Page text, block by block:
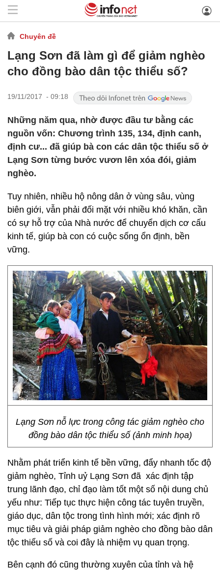
Chuyên đề
Lạng Sơn đã làm gì để giảm nghèo
cho đồng bào dân tộc thiểu số?
19/11/2017 - 09:18
Những năm qua, nhờ được đầu tư bằng các
nguồn vốn: Chương trình 135, 134, định canh,
định cư... đã giúp bà con các dân tộc thiểu số ở
Lạng Sơn từng bước vươn lên xóa đói, giảm
nghèo.
Tuy nhiên, nhiều hộ nông dân ở vùng sâu, vùng
biên giới, vẫn phải đối mặt với nhiều khó khăn, cần
có sự hỗ trợ của Nhà nước để chuyển dịch cơ cấu
kinh tế, giúp bà con có cuộc sống ổn định, bền
vững.
Lạng Sơn nỗ lực trong công tác giảm nghèo cho
đồng bào dân tộc thiểu số (ảnh minh họa)
Nhằm phát triển kinh tế bền vững, đẩy nhanh tốc độ
giảm nghèo, Tỉnh uỷ Lạng Sơn đã xác định tập
trung lãnh đạo, chỉ đạo làm tốt một số nội dung chủ
yếu như: Tiếp tục thực hiện công tác tuyên truyền,
giáo dục, dân tộc trong tình hình mới; xác định rõ
mục tiêu và giải pháp giảm nghèo cho đồng bào dân
tộc thiểu số và coi đây là nhiệm vụ quan trọng.
Bên cạnh đó cũng thường xuyên của tỉnh và hệ